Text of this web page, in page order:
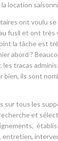
location
ont voulu se
fusil et ont très
la tâche est
abord ?
les tracas
bien, ils sont
sur tous les
et
entretien,